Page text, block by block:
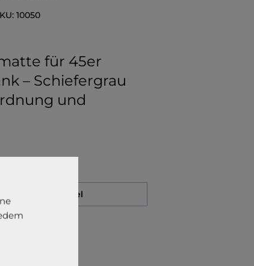
10050
für 45er
– Schiefergrau
und
Auf den Merkzettel